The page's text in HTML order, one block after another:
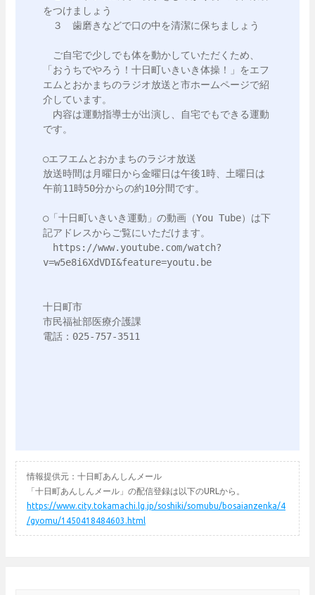
をつけましょう
３　歯磨きなどで口の中を清潔に保ちましょう
ご自宅で少しでも体を動かしていただくため、
「おうちでやろう！十日町いきいき体操！」をエフ
エムとおかまちのラジオ放送と市ホームページで紹
介しています。
内容は運動指導士が出演し、自宅でもできる運動
です。
○エフエムとおかまちのラジオ放送
放送時間は月曜日から金曜日は午後1時、土曜日は
午前11時50分からの約10分間です。
○「十日町いきいき運動」の動画（You Tube）は下
記アドレスからご覧にいただけます。
https://www.youtube.com/watch?
v=w5e8i6XdVDI&feature=youtu.be
十日町市
市民福祉部医療介護課
電話：025-757-3511
情報提供元：十日町あんしんメール
「十日町あんしんメール」の配信登録は以下のURLから。
https://www.city.tokamachi.lg.jp/soshiki/somubu/bosaianzenka/4
/gyomu/1450418484603.html